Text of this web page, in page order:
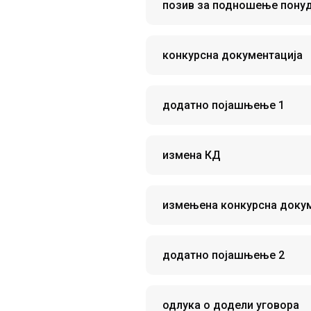
позив за подношење
конкурсна документација
додатно појашњење 1
измена КД
измењена конкурсна
додатно појашњење 2
одлука о додели уговора